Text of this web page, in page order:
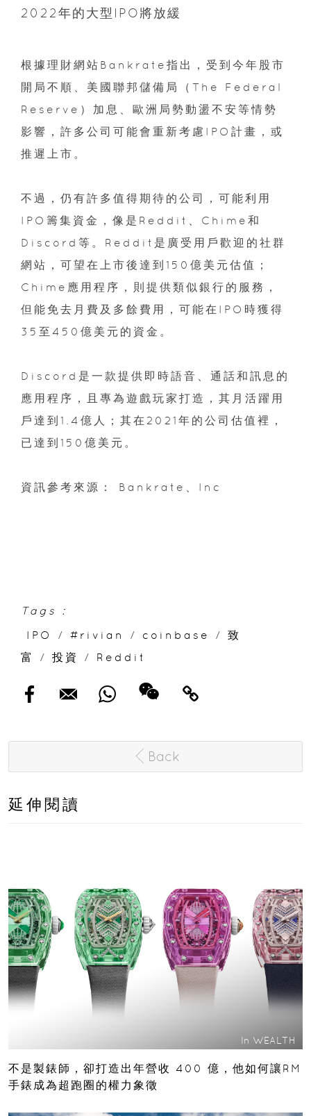
2022年的大型IPO將放緩
根據理財網站Bankrate指出，受到今年股市
開局不順、美國聯邦儲備局（The Federal
Reserve）加息、歐洲局勢動盪不安等情勢
影響，許多公司可能會重新考慮IPO計畫，或
推遲上市。
不過，仍有許多值得期待的公司，可能利用
IPO籌集資金，像是Reddit、Chime和
Discord等。Reddit是廣受用戶歡迎的社群
網站，可望在上市後達到150億美元估值；
Chime應用程序，則提供類似銀行的服務，
但能免去月費及多餘費用，可能在IPO時獲得
35至450億美元的資金。
Discord是一款提供即時語音、通話和訊息的
應用程序，且專為遊戲玩家打造，其月活躍用
戶達到1.4億人；其在2021年的公司估值裡，
已達到150億美元。
資訊參考來源： Bankrate、Inc
Tags :
IPO
/ #rivian / coinbase /
致
富
/ 投資 / Reddit
Back
延伸閱讀
In WEALTH
不是製錶師，卻打造出年營收 400 億，他如何讓RM
手錶成為超跑圈的權力象徵